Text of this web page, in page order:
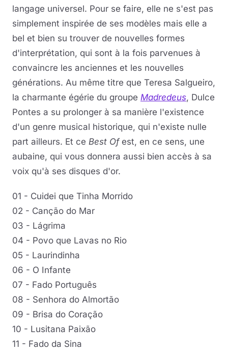
langage universel. Pour se faire, elle ne s'est pas
simplement inspirée de ses modèles mais elle a
bel et bien su trouver de nouvelles formes
d'interprétation, qui sont à la fois parvenues à
convaincre les anciennes et les nouvelles
générations. Au même titre que Teresa Salgueiro,
la charmante égérie du groupe Madredeus, Dulce
Pontes a su prolonger à sa manière l'existence
d'un genre musical historique, qui n'existe nulle
part ailleurs. Et ce Best Of est, en ce sens, une
aubaine, qui vous donnera aussi bien accès à sa
voix qu'à ses disques d'or.
01 - Cuidei que Tinha Morrido
02 - Canção do Mar
03 - Lágrima
04 - Povo que Lavas no Rio
05 - Laurindinha
06 - O Infante
07 - Fado Português
08 - Senhora do Almortão
09 - Brisa do Coração
10 - Lusitana Paixão
11 - Fado da Sina